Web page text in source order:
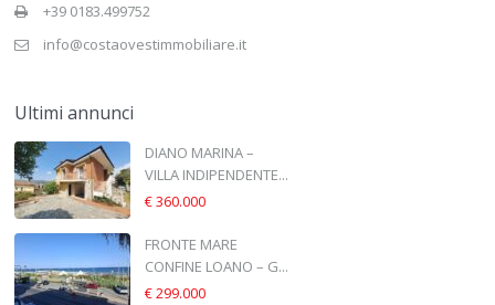
+39 0183.499752
info@costaovestimmobiliare.it
Ultimi annunci
DIANO MARINA –
VILLA INDIPENDENTE...
€ 360.000
FRONTE MARE
CONFINE LOANO – G...
€ 299.000